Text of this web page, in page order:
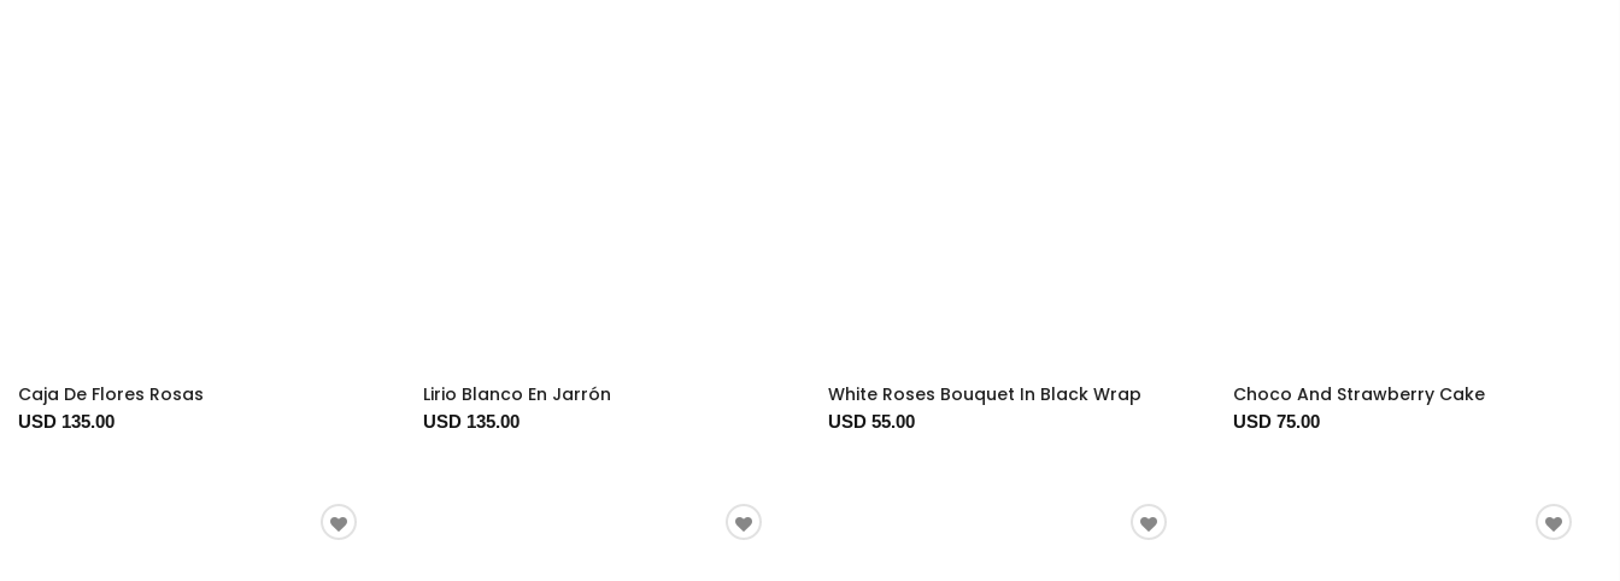
Caja De Flores Rosas
USD 135.00
Lirio Blanco En Jarrón
USD 135.00
White Roses Bouquet In Black Wrap
USD 55.00
Choco And Strawberry Cake
USD 75.00